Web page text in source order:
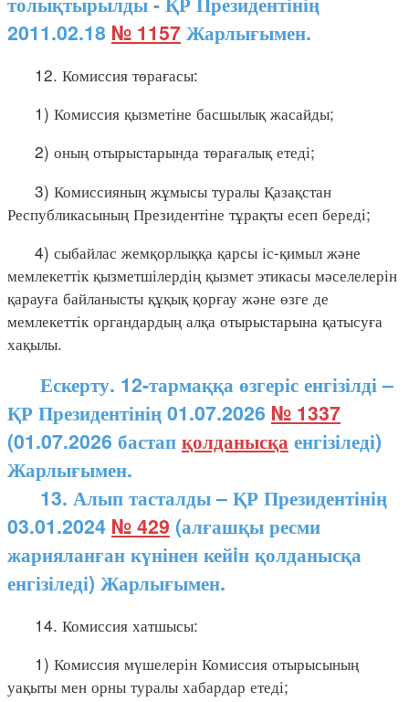
2011.02.18 № 1157Жарлығымен.
12. Комиссия төрағасы:
1) Комиссия қызметіне басшылық жасайды;
2) оның отырыстарында төрағалық етеді;
3) Комиссияның жұмысы туралы Қазақстан
Республикасының Президентіне тұрақты есеп береді;
4) сыбайлас жемқорлыққа қарсы іс-қимыл және
мемлекеттік қызметшілердің қызмет этикасы мәселелерін
қарауға байланысты құқық қорғау және өзге де
мемлекеттік органдардың алқа отырыстарына қатысуға
хақылы.
Ескерту. 12-тармаққа өзгеріс енгізілді –
ҚР Президентінің 01.07.2026 № 1337
(01.07.2026 бастапқолданысқаенгізіледі)
Жарлығымен.
13. Алып тасталды – ҚР Президентінің
03.01.2024 № 429 (алғашқы ресми
жарияланған күнінен кейiн қолданысқа
енгізіледі) Жарлығымен.
14. Комиссия хатшысы:
1) Комиссия мүшелерін Комиссия отырысының
уақыты мен орны туралы хабардар етеді;